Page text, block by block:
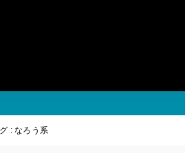
: なろう系